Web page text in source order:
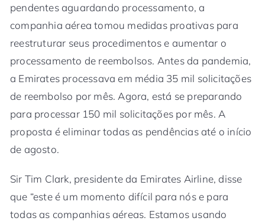
pendentes aguardando processamento, a
companhia aérea tomou medidas proativas para
reestruturar seus procedimentos e aumentar o
processamento de reembolsos. Antes da pandemia,
a Emirates processava em média 35 mil solicitações
de reembolso por mês. Agora, está se preparando
para processar 150 mil solicitações por mês. A
proposta é eliminar todas as pendências até o início
de agosto.
Sir Tim Clark, presidente da Emirates Airline, disse
que “este é um momento difícil para nós e para
todas as companhias aéreas. Estamos usando